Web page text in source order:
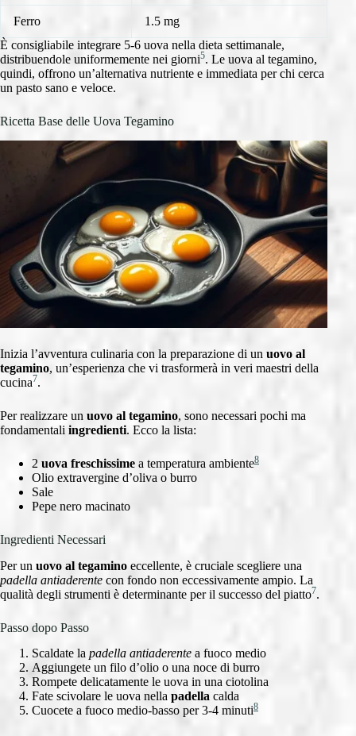
Ferro
1.5 mg
È consigliabile integrare 5-6 uova nella dieta settimanale,
distribuendole uniformemente nei giorni5. Le uova al tegamino,
quindi, offrono un’alternativa nutriente e immediata per chi cerca
un pasto sano e veloce.
Ricetta Base delle Uova Tegamino
Inizia l’avventura culinaria con la preparazione di un uovo al
tegamino, un’esperienza che vi trasformerà in veri maestri della
cucina7.
Per realizzare un uovo al tegamino, sono necessari pochi ma
fondamentali ingredienti. Ecco la lista:
2 uova freschissime a temperatura ambiente8
Olio extravergine d’oliva o burro
Sale
Pepe nero macinato
Ingredienti Necessari
Per un uovo al tegamino eccellente, è cruciale scegliere una
padella antiaderente con fondo non eccessivamente ampio. La
qualità degli strumenti è determinante per il successo del piatto7.
Passo dopo Passo
Scaldate la padella antiaderente a fuoco medio
Aggiungete un filo d’olio o una noce di burro
Rompete delicatamente le uova in una ciotolina
Fate scivolare le uova nella padella calda
Cuocete a fuoco medio-basso per 3-4 minuti8